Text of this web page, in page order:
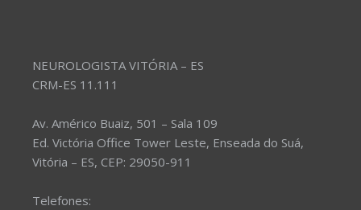
NEUROLOGISTA VITÓRIA – ES
CRM-ES 11.111
Av. Américo Buaiz, 501 – Sala 109
Ed. Victória Office Tower Leste, Enseada do Suá,
Vitória – ES, CEP: 29050-911
Telefones: